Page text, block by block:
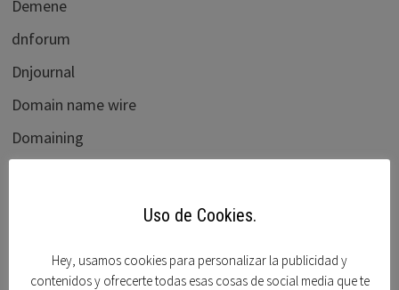
Demene
dnforum
Dnjournal
Domain name wire
Domaining
Domisfera
Uso de Cookies.
Hey, usamos cookies para personalizar la publicidad y
contenidos y ofrecerte todas esas cosas de social media que te